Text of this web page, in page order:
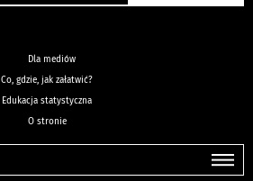
Dla mediów
Co, gdzie, jak załatwić?
Edukacja statystyczna
O stronie